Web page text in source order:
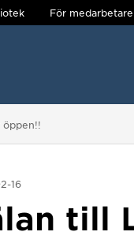
För medarbetare
öppen!!
16
till